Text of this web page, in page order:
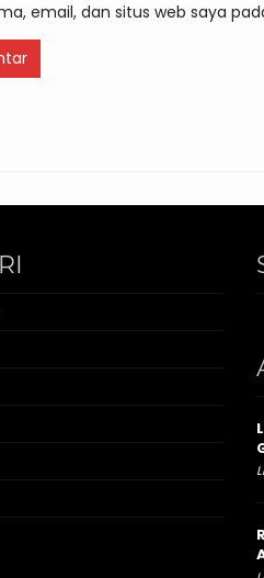
email, dan situs web saya